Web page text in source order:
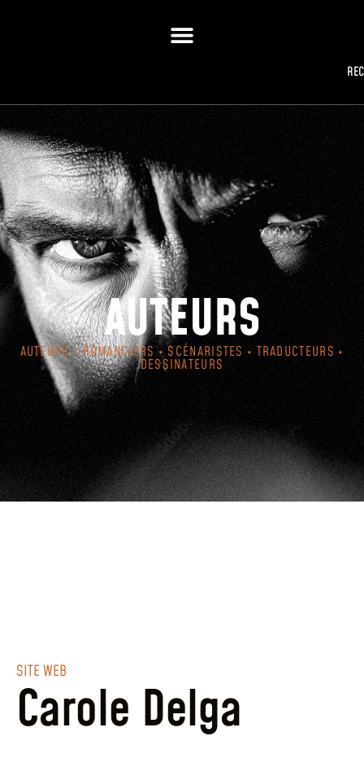
AUTEURS
AUTEURS • ROMANCIERS • SCÉNARISTES • TRADUCTEURS •
DESSINATEURS
SITE WEB
Carole Delga